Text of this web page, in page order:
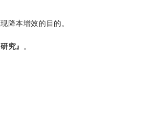
降本增效的目的。
究』 。